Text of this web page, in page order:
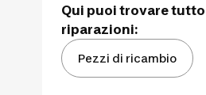
Qui puoi trovare
riparazioni:
Pezzi di ricambio